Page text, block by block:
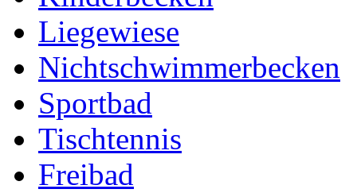
Liegewiese
Nichtschwimmerbecken
Sportbad
Tischtennis
Freibad